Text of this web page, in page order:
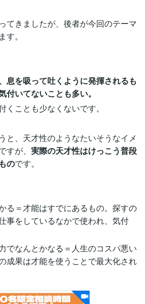
てきましたが、後者が今回のテーマ
。
息を吸って吐くように発揮されるも
付いてないことも多い。
くことも少なくないです。
と、天才性のようなたいそうなイメ
が、 実際の天才性はけっこう普段
のです。
る＝才能はすでにあるもの。探すの
事をしているなかで使われ、気付
でなんとかなる＝人生のコスパ悪い
成果は才能を使うことで最大化され